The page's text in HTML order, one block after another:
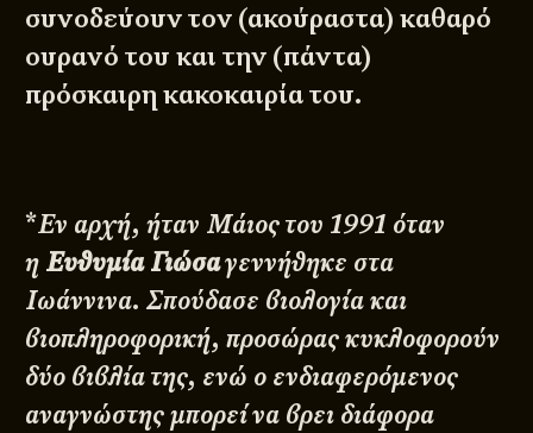
συνοδεύουν τον (ακούραστα) καθαρό
ουρανό του και την (πάντα)
πρόσκαιρη κακοκαιρία του.
*Εν αρχή, ήταν Μάιος του 1991 όταν
η Ευθυμία Γιώσαγεννήθηκε στα
Ιωάννινα. Σπούδασε βιολογία και
βιοπληροφορική, προσώρας κυκλοφορούν
δύο βιβλία της, ενώ ο ενδιαφερόμενος
αναγνώστης μπορεί να βρει διάφορα